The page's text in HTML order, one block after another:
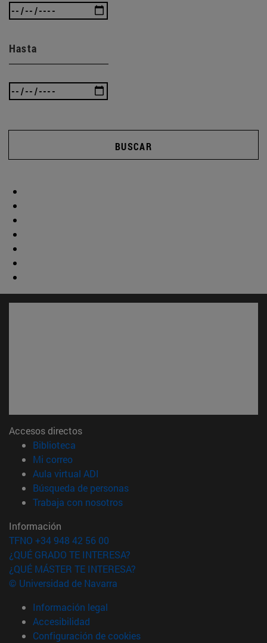
Hasta
BUSCAR
Accesos directos
Biblioteca
Mi correo(abre en nueva ventana)
Aula virtual ADI
Búsqueda de personas(abre en nueva ventana)
Trabaja con nosotros(abre en nueva ventana)
Información
TFNO +34 948 42 56 00
¿QUÉ GRADO TE INTERESA?
¿QUÉ MÁSTER TE INTERESA?
© Universidad de Navarra
Información legal
Accesibilidad
Configuración de cookies